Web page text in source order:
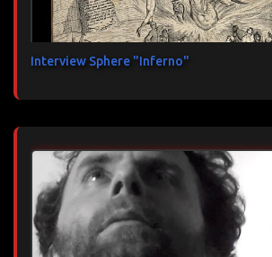
Interview Sphere "Inferno"